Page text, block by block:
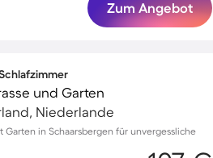
Zum Angebot
Schlafzimmer
und Garten
Niederlande
Garten in Schaarsbergen für unvergessliche